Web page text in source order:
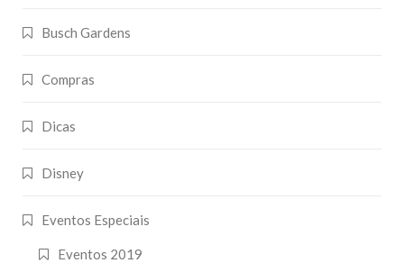
Busch Gardens
Compras
Dicas
Disney
Eventos Especiais
Eventos 2019